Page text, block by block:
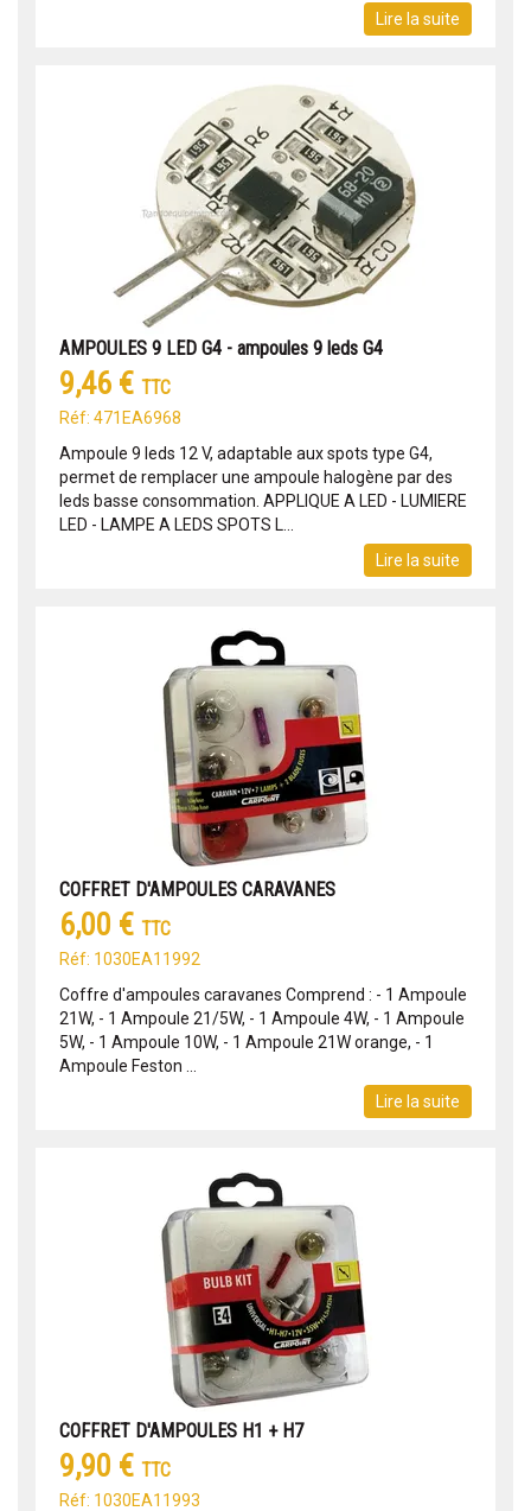
Lire la suite
AMPOULES 9 LED G4 - ampoules 9 leds G4
9,46 € TTC
Réf: 471EA6968
Ampoule 9 leds 12 V, adaptable aux spots type G4,
permet de remplacer une ampoule halogène par des
leds basse consommation. APPLIQUE A LED - LUMIERE
LED - LAMPE A LEDS SPOTS L...
Lire la suite
COFFRET D'AMPOULES CARAVANES
6,00 € TTC
Réf: 1030EA11992
Coffre d'ampoules caravanes Comprend : - 1 Ampoule
21W, - 1 Ampoule 21/5W, - 1 Ampoule 4W, - 1 Ampoule
5W, - 1 Ampoule 10W, - 1 Ampoule 21W orange, - 1
Ampoule Feston ...
Lire la suite
COFFRET D'AMPOULES H1 + H7
9,90 € TTC
Réf: 1030EA11993